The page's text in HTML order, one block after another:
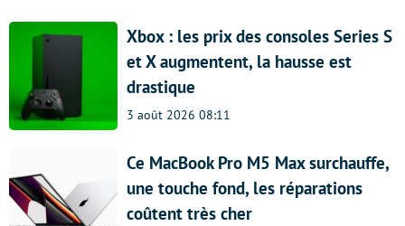
Xbox : les prix des consoles Series S
et X augmentent, la hausse est
drastique
3 août 2026 08:11
Ce MacBook Pro M5 Max surchauffe,
une touche fond, les réparations
coûtent très cher